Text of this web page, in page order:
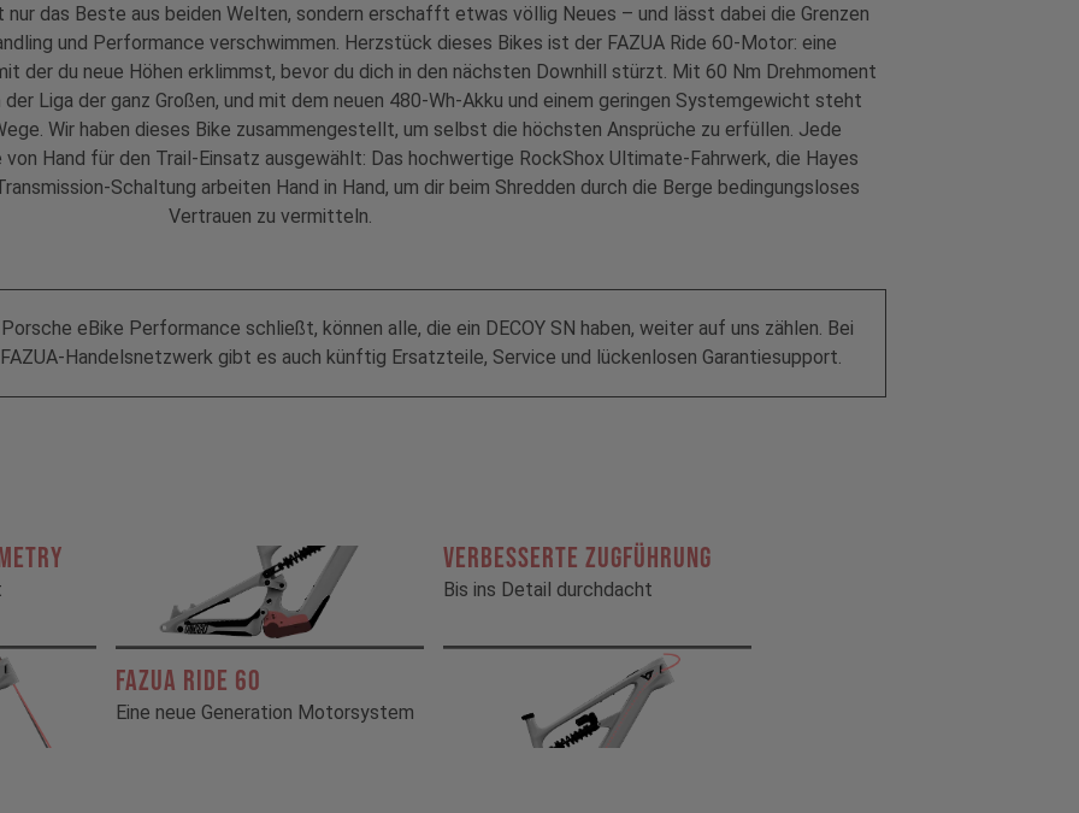
nur das Beste aus beiden Welten, sondern erschafft etwas völlig Neues – und lässt dabei die Grenzen
und Performance verschwimmen. Herzstück dieses Bikes ist der FAZUA Ride 60-Motor: eine
der du neue Höhen erklimmst, bevor du dich in den nächsten Downhill stürzt. Mit 60 Nm Drehmoment
Liga der ganz Großen, und mit dem neuen 480-Wh-Akku und einem geringen Systemgewicht steht
Wir haben dieses Bike zusammengestellt, um selbst die höchsten Ansprüche zu erfüllen. Jede
Hand für den Trail-Einsatz ausgewählt: Das hochwertige RockShox Ultimate-Fahrwerk, die Hayes
Schaltung arbeiten Hand in Hand, um dir beim Shredden durch die Berge bedingungsloses
Vertrauen zu vermitteln.
eBike Performance schließt, können alle, die ein DECOY SN haben, weiter auf uns zählen. Bei
Handelsnetzwerk gibt es auch künftig Ersatzteile, Service und lückenlosen Garantiesupport.
FAZUA RIDE 60
Eine neue Generation Motorsystem
VERBESSERTE ZUGFÜHRUNG
Bis ins Detail durchdacht